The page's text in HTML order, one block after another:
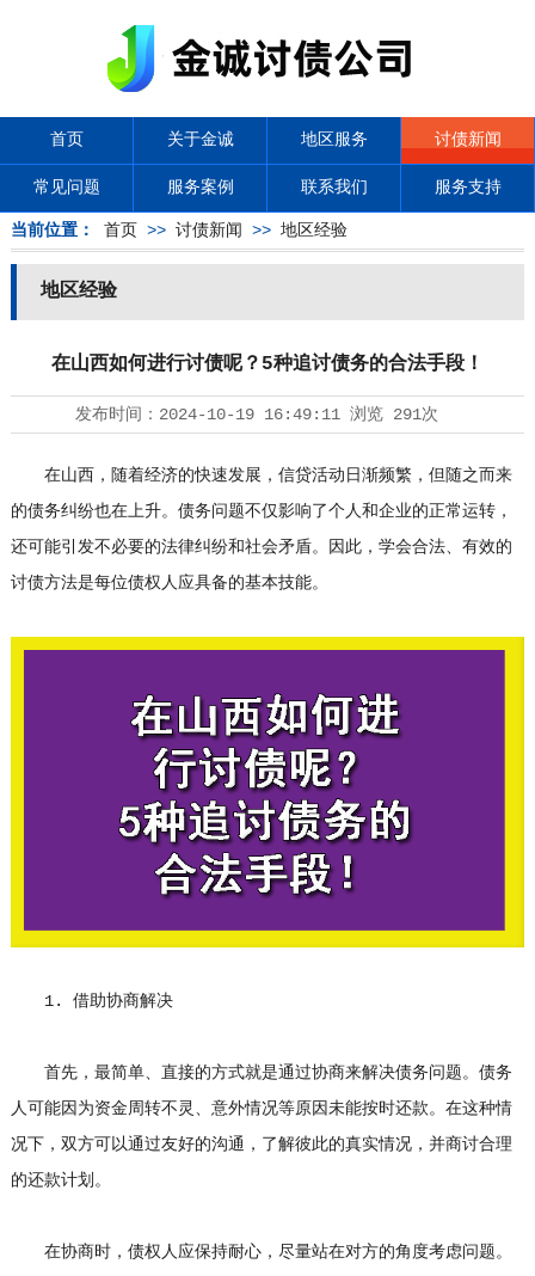
首页 关于金诚 地区服务 讨债新闻
常见问题 服务案例 联系我们 服务支持
当前位置： 首页 >> 讨债新闻 >> 地区经验
地区经验
在山西如何进行讨债呢？5种追讨债务的合法手段！
发布时间： 2024-10-19 16:49:11浏览 291次
在山西，随着经济的快速发展，信贷活动日渐频繁，但随之而来
的债务纠纷也在上升。债务问题不仅影响了个人和企业的正常运转，
还可能引发不必要的法律纠纷和社会矛盾。因此，学会合法、有效的
讨债方法是每位债权人应具备的基本技能。
1. 借助协商解决
首先，最简单、直接的方式就是通过协商来解决债务问题。债务
人可能因为资金周转不灵、意外情况等原因未能按时还款。在这种情
况下，双方可以通过友好的沟通，了解彼此的真实情况，并商讨合理
的还款计划。
在协商时，债权人应保持耐心，尽量站在对方的角度考虑问题。